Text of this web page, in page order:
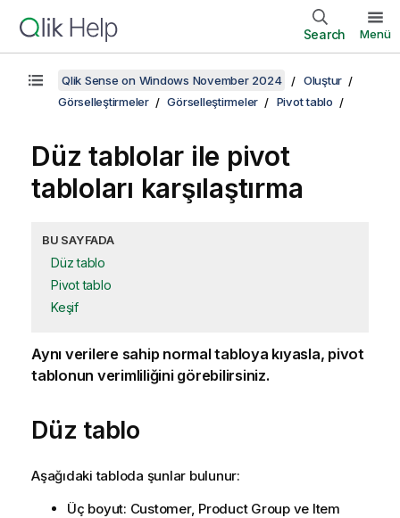
Search Menü
Qlik Sense on Windows November 2024
Oluştur
Görselleştirmeler
Görselleştirmeler Pivot tablo
Düz tablolar ile pivot
tabloları karşılaştırma
BU SAYFADA
Düz tablo
Pivot tablo
Keşif
Aynı verilere sahip normal tabloya kıyasla, pivot
tablonun verimliliğini görebilirsiniz.
Düz tablo
Aşağıdaki tabloda şunlar bulunur:
Üç boyut: Customer, Product Groupve Item